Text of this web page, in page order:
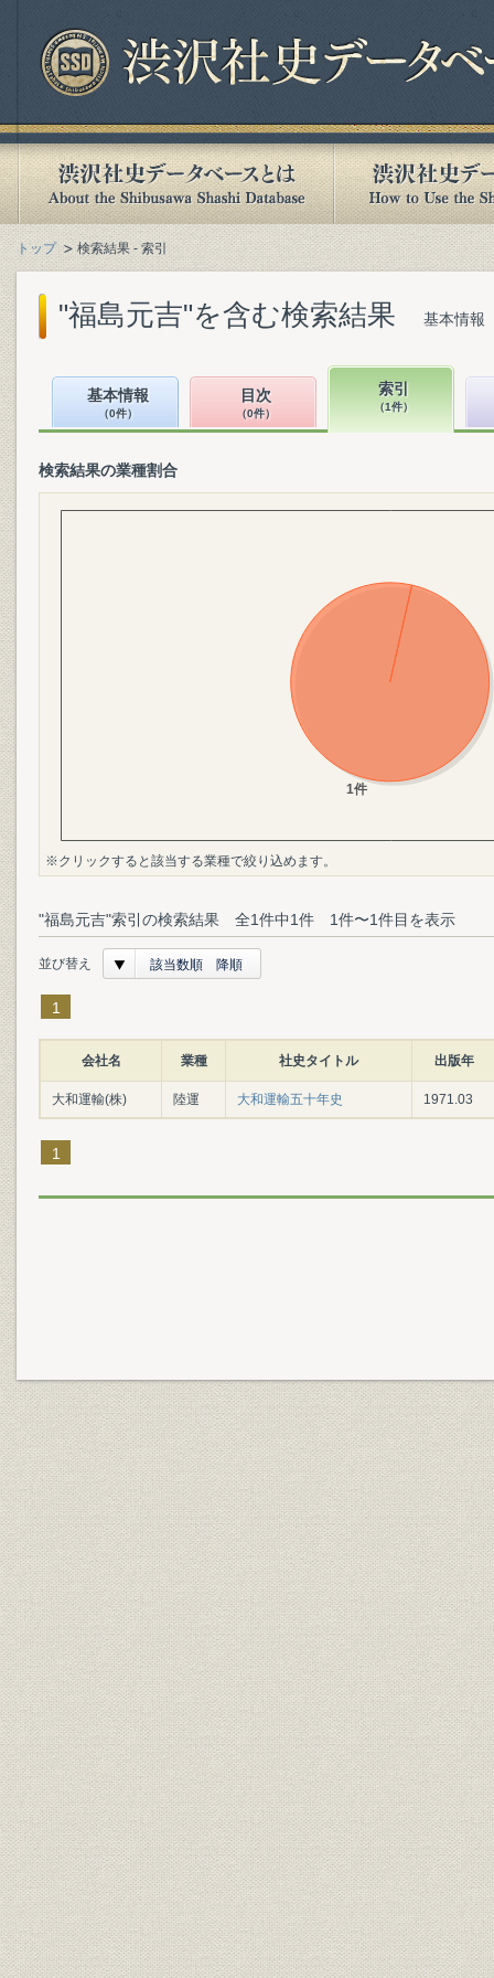
トップ 検索結果 - 索引
"福島元吉"を含む検索結果 基本情報
基本情報
（0件）
目次
（0件）
索引
（1件）
検索結果の業種割合
※クリックすると該当する業種で絞り込めます。
"福島元吉"索引の検索結果 全1件中1件 1件〜1件目を表示
並び替え 該当数順 降順
1
会社名 業種 社史タイトル 出版年
大和運輸(株) 陸運 大和運輸五十年史 1971.03
1